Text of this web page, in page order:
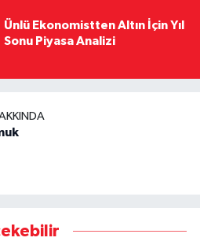
Ünlü Ekonomistten Altın İçin Yıl
Sonu Piyasa Analizi